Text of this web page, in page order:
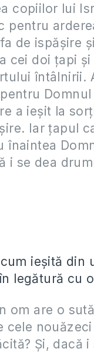
copiilor lui
pentru
de ispăşire
cei doi ţapi
întâlnirii.
a ieşit la
Iar ţapul
înaintea
i se dea
ieșită din
legătură cu
om are o
cele
Şi, dacă